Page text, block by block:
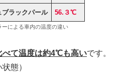
ブラックパール 56.３℃
ーによる車内の温度の違い
べて温度は約4℃も高いです。
態）